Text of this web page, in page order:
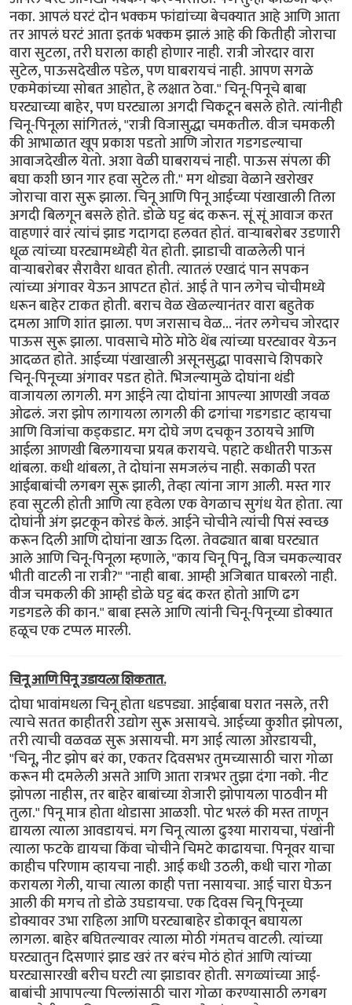
नका. आपलं घरटं दोन भक्कम फांद्यांच्या बेचक्यात आहे आणि आता
तर आपलं घरटं आता इतकं भक्कम झालं आहे की कितीही जोराचा
वारा सुटला, तरी घराला काही होणार नाही. रात्री जोरदार वारा
सुटेल, पाऊसदेखील पडेल, पण घाबरायचं नाही. आपण सगळे
एकमेकांच्या सोबत आहोत, हे लक्षात ठेवा." चिनू-पिनूचे बाबा
घरट्याच्या बाहेर, पण घरट्याला अगदी चिकटून बसले होते. त्यांनीही
चिनू-पिनूला सांगितलं, "रात्री विजासुद्धा चमकतील. वीज चमकली
की आभाळात खूप प्रकाश पडतो आणि जोरात गडगडल्याचा
आवाजदेखील येतो. अशा वेळी घाबरायचं नाही. पाऊस संपला की
बघा कशी छान गार हवा सुटेल ती." मग थोड्या वेळाने खरोखर
जोराचा वारा सुरू झाला. चिनू आणि पिनू आईच्या पंखाखाली तिला
अगदी बिलगून बसले होते. डोळे घट्ट बंद करून. सूं सूं आवाज करत
वाहणारं वारं त्यांचं झाड गदागदा हलवत होतं. वार्‍याबरोबर उडणारी
धूळ त्यांच्या घरट्यामध्येही येत होती. झाडाची वाळलेली पानं
वार्‍याबरोबर सैरावैरा धावत होती. त्यातलं एखादं पान सपकन
त्यांच्या अंगावर येऊन आपटत होतं. आई ते पान लगेच चोचीमध्ये
धरून बाहेर टाकत होती. बराच वेळ खेळल्यानंतर वारा बहुतेक
दमला आणि शांत झाला. पण जरासाच वेळ... नंतर लगेचच जोरदार
पाऊस सुरू झाला. पावसाचे मोठे मोठे थेंब त्यांच्या घरट्यावर येऊन
आदळत होते. आईच्या पंखाखाली असूनसुद्धा पावसाचे शिपकारे
चिनू-पिनूच्या अंगावर पडत होते. भिजल्यामुळे दोघांना थंडी
वाजायला लागली. मग आईने त्या दोघांना आपल्या आणखी जवळ
ओढलं. जरा झोप लागायला लागली की ढगांचा गडगडाट व्हायचा
आणि विजांचा कड्कडाट. मग दोघे जण दचकून उठायचे आणि
आईला आणखी बिलगायचा प्रयत्न करायचे. पहाटे कधीतरी पाऊस
थांबला. कधी थांबला, ते दोघांना समजलंच नाही. सकाळी परत
आईबाबांची लगबग सुरू झाली, तेव्हा त्यांना जाग आली. मस्त गार
हवा सुटली होती आणि त्या हवेला एक वेगळाच सुगंध येत होता. त्या
दोघांनी अंग झटकून कोरडं केलं. आईने चोचीने त्यांची पिसं स्वच्छ
करून दिली आणि दोघांना खाऊ दिला. तेवढ्यात बाबा घरट्यात
आले आणि चिनू-पिनूला म्हणाले, "काय चिनू पिनू, विज चमकल्यावर
भीती वाटली ना रात्री?" "नाही बाबा. आम्ही अजिबात घाबरलो नाही.
वीज चमकली की आम्ही डोळे घट्ट बंद करत होतो आणि ढग
गडगडले की कान." बाबा ह्सले आणि त्यांनी चिनू-पिनूच्या डोक्यात
हळूच एक टप्पल मारली.
चिनू आणि पिनू उडायला शिकतात.
दोघा भावांमधला चिनू होता धडपड्या. आईबाबा घरात नसले, तरी
त्याचे सतत काहीतरी उद्योग सुरू असायचे. आईच्या कुशीत झोपला,
तरी त्याची वळवळ सुरू असायची. मग आई त्याला ओरडायची,
"चिनू, नीट झोप बरं का, एकतर दिवसभर तुमच्यासाठी चारा गोळा
करून मी दमलेली असते आणि आता रात्रभर तुझा दंगा नको. नीट
झोपला नाहीस, तर बाहेर बाबांच्या शेजारी झोपायला पाठवीन मी
तुला." पिनू मात्र होता थोडासा आळशी. पोट भरलं की मस्त ताणून
द्यायला त्याला आवडायचं. मग चिनू त्याला ढुश्या मारायचा, पंखांनी
त्याला फटके द्यायचा किंवा चोचीने चिमटे काढायचा. पिनूवर याचा
काहीच परिणाम व्हायचा नाही. आई कधी उठली, कधी चारा गोळा
करायला गेली, याचा त्याला काही पत्ता नसायचा. आई चारा घेऊन
आली की मगच तो डोळे उघडायचा. एक दिवस चिनू पिनूच्या
डोक्यावर उभा राहिला आणि घरट्याबाहेर डोकावून बघायला
लागला. बाहेर बघितल्यावर त्याला मोठी गंमतच वाटली. त्यांच्या
घरट्यातुन दिसणारं झाड खरं तर बरंच मोठं होतं आणि त्यांच्या
घरट्यासारखी बरीच घरटी त्या झाडावर होती. सगळ्यांच्या आई-
बाबांची आपापल्या पिल्लांसाठी चारा गोळा करण्यासाठी लगबग